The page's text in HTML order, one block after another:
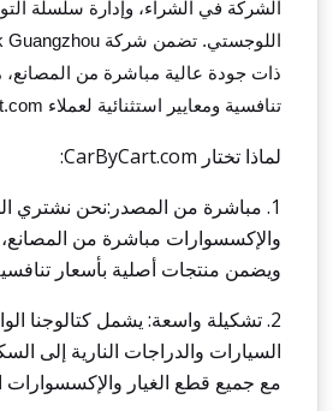
الشركة في الشراء، وإدارة سلسلة
اللوجستي. تضمن شركة Guangzhou
ذات جودة عالية مباشرة من المصانع،
تنافسية ومعايير استثنائية لعملاء
لماذا تختار CarByCart.com
:
1. مباشرة من المصدر:نحن نشتري
والإكسسوارات مباشرة من
ويضمن منتجات أصلية بأسعار
2. تشكيلة واسعة: يشمل كتالوجنا
السيارات والدراجات النارية إلى
مع جميع قطع الغيار والإكسسوارات